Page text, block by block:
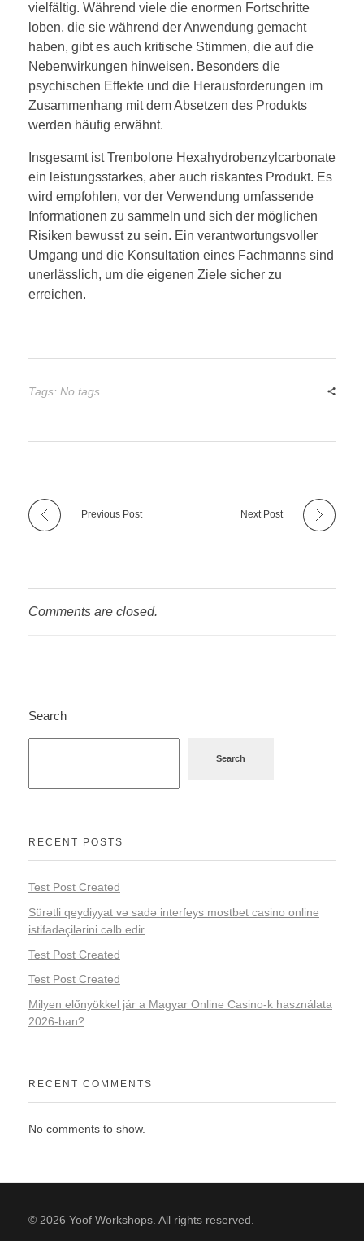
vielfältig. Während viele die enormen Fortschritte
loben, die sie während der Anwendung gemacht
haben, gibt es auch kritische Stimmen, die auf die
Nebenwirkungen hinweisen. Besonders die
psychischen Effekte und die Herausforderungen im
Zusammenhang mit dem Absetzen des Produkts
werden häufig erwähnt.
Insgesamt ist Trenbolone Hexahydrobenzylcarbonate
ein leistungsstarkes, aber auch riskantes Produkt. Es
wird empfohlen, vor der Verwendung umfassende
Informationen zu sammeln und sich der möglichen
Risiken bewusst zu sein. Ein verantwortungsvoller
Umgang und die Konsultation eines Fachmanns sind
unerlässlich, um die eigenen Ziele sicher zu
erreichen.
Tags: No tags
Previous Post Next Post
Comments are closed.
Search
Search
RECENT POSTS
Test Post Created
Sürətli qeydiyyat və sadə interfeys mostbet casino online
istifadəçilərini cəlb edir
Test Post Created
Test Post Created
Milyen előnyökkel jár a Magyar Online Casino-k használata
2026-ban?
RECENT COMMENTS
No comments to show.
© 2026 Yoof Workshops. All rights reserved.